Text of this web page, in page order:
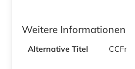
Weitere Informationen
Alternative Titel CCFr